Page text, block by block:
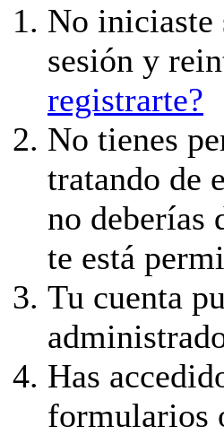
No iniciaste
sesión y
registrarte?
No tienes
tratando de
no deberías
te está
Tu cuenta
Has
formularios